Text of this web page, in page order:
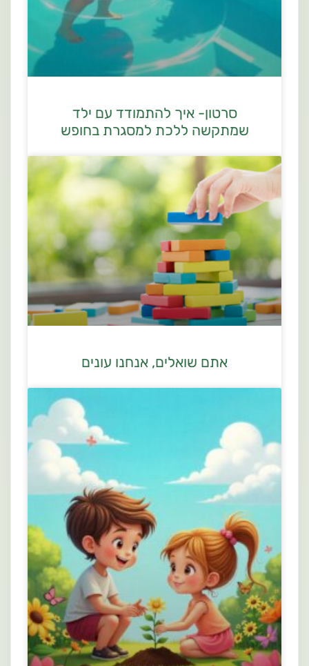
סרטון- איך להתמודד עם ילד
שמתקשה ללכת למסגרת בחופש
אתם שואלים, אנחנו עונים